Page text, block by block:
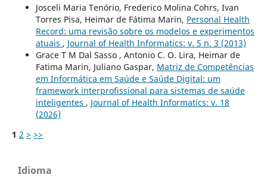
Josceli Maria Tenório, Frederico Molina Cohrs, Ivan
Torres Pisa, Heimar de Fátima Marin, Personal Health
Record: uma revisão sobre os modelos e experimentos
atuais , Journal of Health Informatics: v. 5 n. 3 (2013)
Grace T M Dal Sasso , Antonio C. O. Lira, Heimar de
Fatima Marin, Juliano Gaspar, Matriz de Competências
em Informática em Saúde e Saúde Digital: um
framework interprofissional para sistemas de saúde
inteligentes , Journal of Health Informatics: v. 18
(2026)
1 2 > >>
Idioma